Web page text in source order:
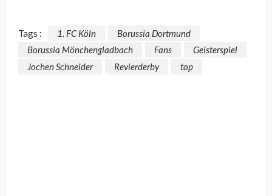
Tags : 1. FC Köln
Borussia Dortmund
Borussia Mönchengladbach
Fans
Geisterspiel
Jochen Schneider
Revierderby top